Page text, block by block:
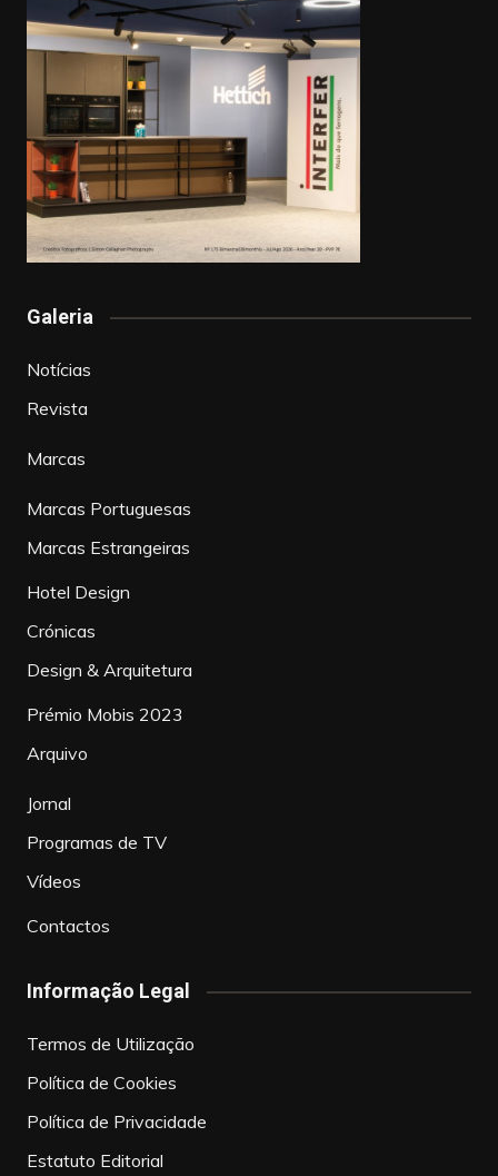
Galeria
Notícias
Revista
Marcas
Marcas Portuguesas
Marcas Estrangeiras
Hotel Design
Crónicas
Design & Arquitetura
Prémio Mobis 2023
Arquivo
Jornal
Programas de TV
Vídeos
Contactos
Informação Legal
Termos de Utilização
Política de Cookies
Política de Privacidade
Estatuto Editorial